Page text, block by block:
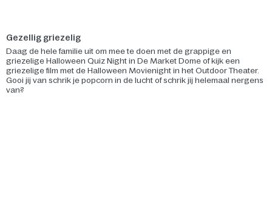
Gezellig griezelig
Daag de hele familie uit om mee te doen met de grappige en
griezelige Halloween Quiz Night in De Market Dome of kijk een
griezelige film met de Halloween Movienight in het Outdoor Theater.
Gooi jij van schrik je popcorn in de lucht of schrik jij helemaal nergens
van?